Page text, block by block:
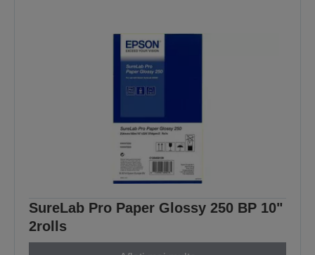
SureLab Pro Paper Glossy 250 BP 10"
2rolls